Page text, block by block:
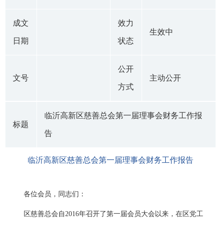
成文
日期
效力
状态
生效中
文号
公开
方式
主动公开
标题
临沂高新区慈善总会第一届理事会财务工作报
告
临沂高新区慈善总会第一届理事会财务工作报告
各位会员，同志们：
区慈善总会自2016年召开了第一届会员大会以来，在区党工